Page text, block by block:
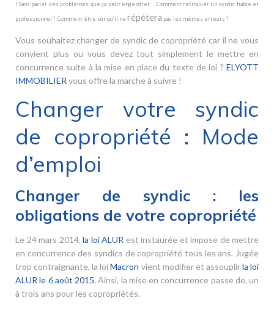
! Sans parler des problèmes que ça peut engendrer… Comment retrouver un syndic fiable et
professionnel ? Comment être sûr qu’il ne répétera pas les mêmes erreurs ?
Vous souhaitez changer de syndic de copropriété car il ne vous
convient plus ou vous devez tout simplement le mettre en
concurrence suite à la mise en place du texte de loi ? ELYOTT
IMMOBILIER vous offre la marche à suivre !
Changer votre syndic
de copropriété : Mode
d’emploi
Changer de syndic : les
obligations de votre copropriété
Le 24 mars 2014, la loi ALUR est instaurée et impose de mettre
en concurrence des syndics de copropriété tous les ans. Jugée
trop contraignante, la loiMacron vient modifier et assouplirla loi
ALUR le 6 août 2015. Ainsi, la mise en concurrence passe de, un
à trois ans pour les copropriétés.